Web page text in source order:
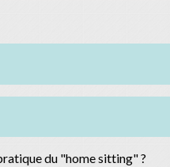
du "home sitting" ?